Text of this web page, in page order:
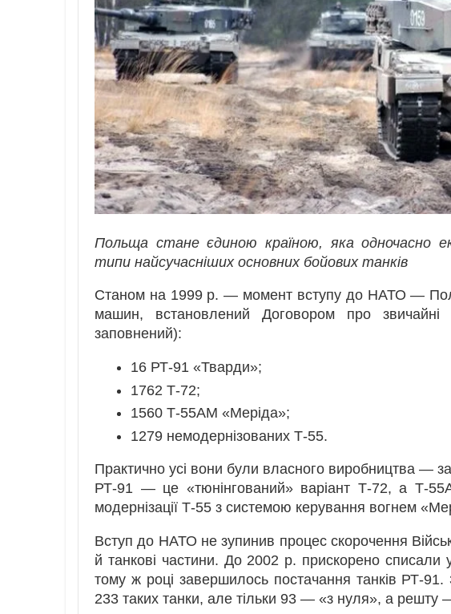
Польща стане єдиною країною, яка одночасно
типи найсучасніших основних бойових танків
Станом на 1999 р. — момент вступу до НАТО —
машин, встановлений Договором про
заповнений):
16 РТ-91 «Тварди»;
1762 Т-72;
1560 Т-55АМ «Меріда»;
1279 немодернізованих Т-55.
Практично усі вони були власного виробництва —
РТ-91 — це «тюнінгований» варіант Т-72, а Т-
модернізації Т-55 з системою керування вогнем
Вступ до НАТО не зупинив процес скорочення
й танкові частини. До 2002 р. прискорено списали
тому ж році завершилось постачання танків РТ-
233 таких танки, але тільки 93 — «з нуля», а решту